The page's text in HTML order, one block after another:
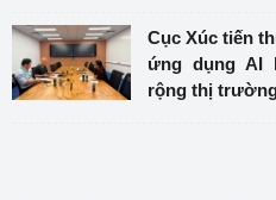
Cục Xúc tiến
ứng dụng AI
rộng thị